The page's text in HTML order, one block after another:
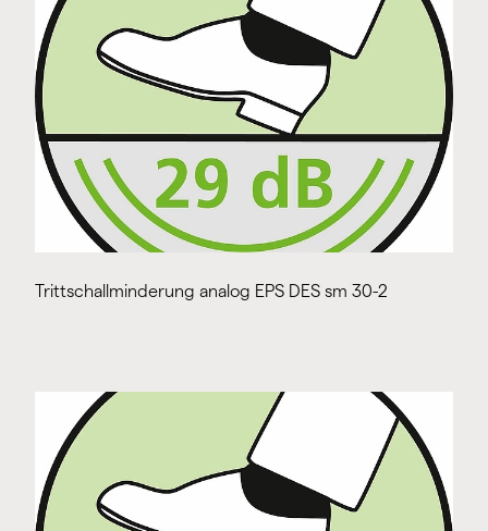
Trittschallminderung analog EPS DES sm 30-2